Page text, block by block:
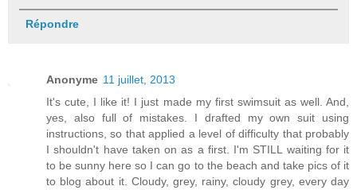
Répondre
Anonyme 11 juillet, 2013
It's cute, I like it! I just made my first swimsuit as well. And,
yes, also full of mistakes. I drafted my own suit using
instructions, so that applied a level of difficulty that probably
I shouldn't have taken on as a first. I'm STILL waiting for it
to be sunny here so I can go to the beach and take pics of it
to blog about it. Cloudy, grey, rainy, cloudy grey, every day